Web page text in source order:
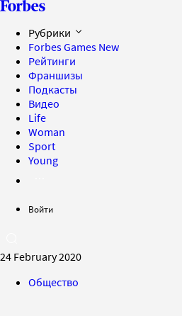
Рубрики
Forbes Games New
Рейтинги
Франшизы
Подкасты
Видео
Life
Woman
Sport
Young
Войти
24 February 2020
Общество